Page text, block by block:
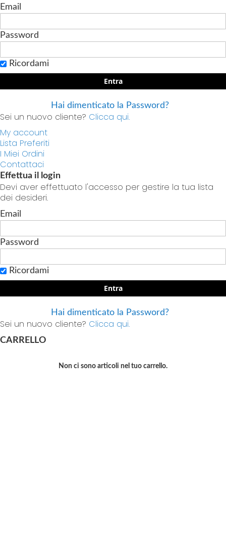
Email
Password
Ricordami
Entra
Hai dimenticato la Password?
Sei un nuovo cliente? Clicca qui.
My account
Lista Preferiti
I Miei Ordini
Contattaci
Effettua il login
Devi aver effettuato l'accesso per gestire la tua lista
dei desideri.
Email
Password
Ricordami
Entra
Hai dimenticato la Password?
Sei un nuovo cliente? Clicca qui.
CARRELLO
Non ci sono articoli nel tuo carrello.